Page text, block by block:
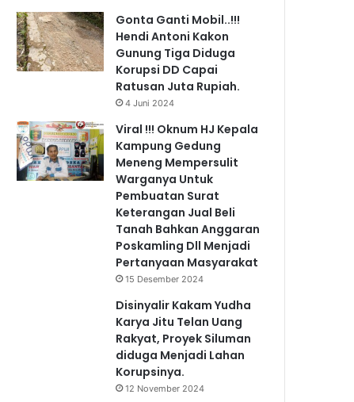
Gonta Ganti Mobil..!!!
Hendi Antoni Kakon
Gunung Tiga Diduga
Korupsi DD Capai
Ratusan Juta Rupiah.
4 Juni 2024
Viral !!! Oknum HJ Kepala
Kampung Gedung
Meneng Mempersulit
Warganya Untuk
Pembuatan Surat
Keterangan Jual Beli
Tanah Bahkan Anggaran
Poskamling Dll Menjadi
Pertanyaan Masyarakat
15 Desember 2024
Disinyalir Kakam Yudha
Karya Jitu Telan Uang
Rakyat, Proyek Siluman
diduga Menjadi Lahan
Korupsinya.
12 November 2024